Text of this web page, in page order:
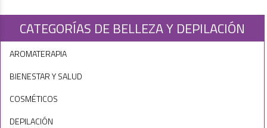
CATEGORÍAS DE BELLEZA Y DEPILACIÓN
AROMATERAPIA
BIENESTAR Y SALUD
COSMÉTICOS
DEPILACIÓN